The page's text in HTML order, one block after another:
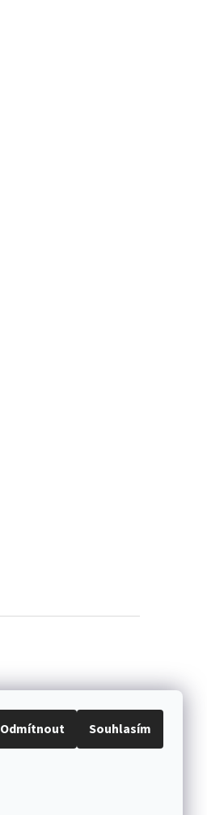
Odmítnout Souhlasím